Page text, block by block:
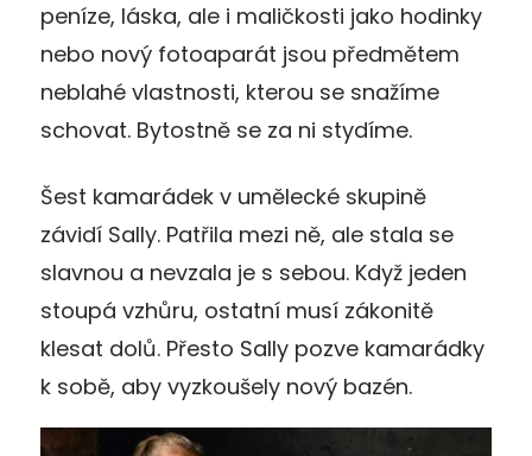
peníze, láska, ale i maličkosti jako hodinky
nebo nový fotoaparát jsou předmětem
neblahé vlastnosti, kterou se snažíme
schovat. Bytostně se za ni stydíme.
Šest kamarádek v umělecké skupině
závidí Sally. Patřila mezi ně, ale stala se
slavnou a nevzala je s sebou. Když jeden
stoupá vzhůru, ostatní musí zákonitě
klesat dolů. Přesto Sally pozve kamarádky
k sobě, aby vyzkoušely nový bazén.